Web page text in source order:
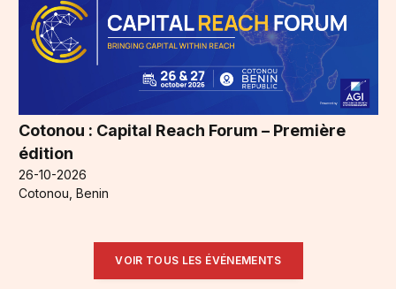
Cotonou : Capital Reach Forum – Première
édition
26-10-2026
Cotonou, Benin
VOIR TOUS LES ÉVÉNEMENTS